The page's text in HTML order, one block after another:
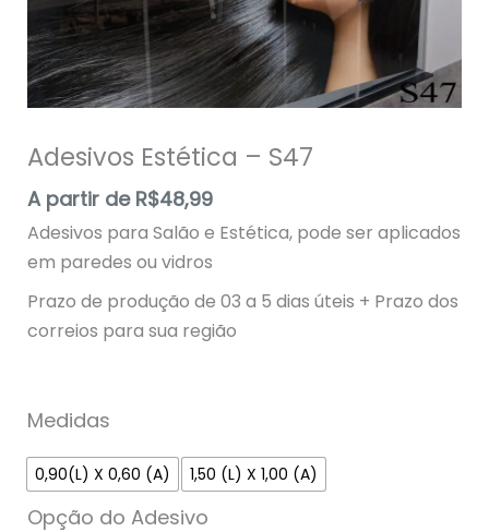
Adesivos Estética – S47
A partir de R$48,99
Adesivos para Salão e Estética, pode ser aplicados
em paredes ou vidros
Prazo de produção de 03 a 5 dias úteis + Prazo dos
correios para sua região
Medidas
0,90(L) X 0,60 (A) 1,50 (L) X 1,00 (A)
Opção do Adesivo